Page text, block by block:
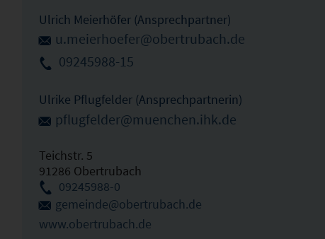
Ulrich Meierhöfer (Ansprechpartner)
u.meierhoefer@obertrubach.de
09245988-15
Ulrike Pflugfelder (Ansprechpartnerin)
pflugfelder@muenchen.ihk.de
Teichstr. 5
91286 Obertrubach
09245988-0
gemeinde@obertrubach.de
www.obertrubach.de